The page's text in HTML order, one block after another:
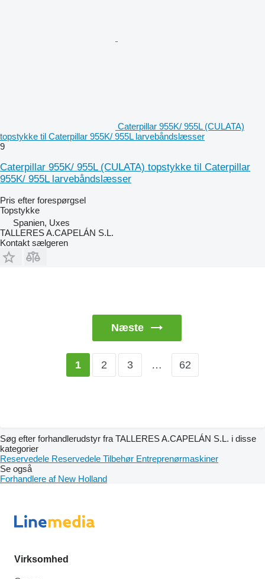
Caterpillar 955K/ 955L (CULATA)
topstykke til Caterpillar 955K/ 955L larvebåndslæsser
9
Caterpillar 955K/ 955L (CULATA) topstykke til Caterpillar
955K/ 955L larvebåndslæsser
Pris efter forespørgsel
Topstykke
Spanien, Uxes
TALLERES A.CAPELÁN S.L.
Kontakt sælgeren
Næste
1 2 3 … 62
Søg efter forhandlerudstyr fra TALLERES A.CAPELÁN S.L. i disse
kategorier
Reservedele Reservedele Tilbehør Entreprenørmaskiner
Se også
Forhandlere af New Holland
Virksomhed